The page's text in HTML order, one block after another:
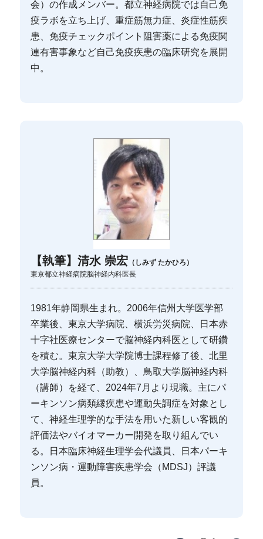
会）の作成メンバー。都立神経病院では自己免
疫ラボを立ち上げ、重症筋無力症、炎症性筋疾
患、免疫チェックポイント阻害薬による免疫関
連有害事象など自己免疫疾患の臨床研究を展開
中。
【執筆】清水 崇宏 （しみず たかひろ）
東京都立神経病院脳神経内科医長
1981年静岡県生まれ。2006年信州大学医学部
卒業後、東京大学病院、横浜労災病院、日本赤
十字社医療センターで脳神経内科医として研鑽
を積む。東京大学大学院博士課程修了後、北里
大学脳神経内科（助教）、鳥取大学脳神経内科
（講師）を経て、2024年7月より現職。主にパ
ーキンソン病類縁疾患や運動失調症を対象とし
て、神経生理学的な手法を用いた新しい客観的
評価法やバイオマーカー開発を取り組んでい
る。日本臨床神経生理学会代議員、日本パーキ
ンソン病・運動障害疾患学会（MDSJ）評議
員。